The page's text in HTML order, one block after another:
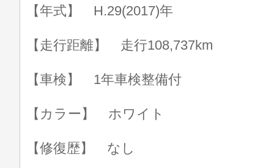
【年式】 H.29(2017)年
【走行距離】 走行108,737km
【車検】 1年車検整備付
【カラー】 ホワイト
【修復歴】 なし